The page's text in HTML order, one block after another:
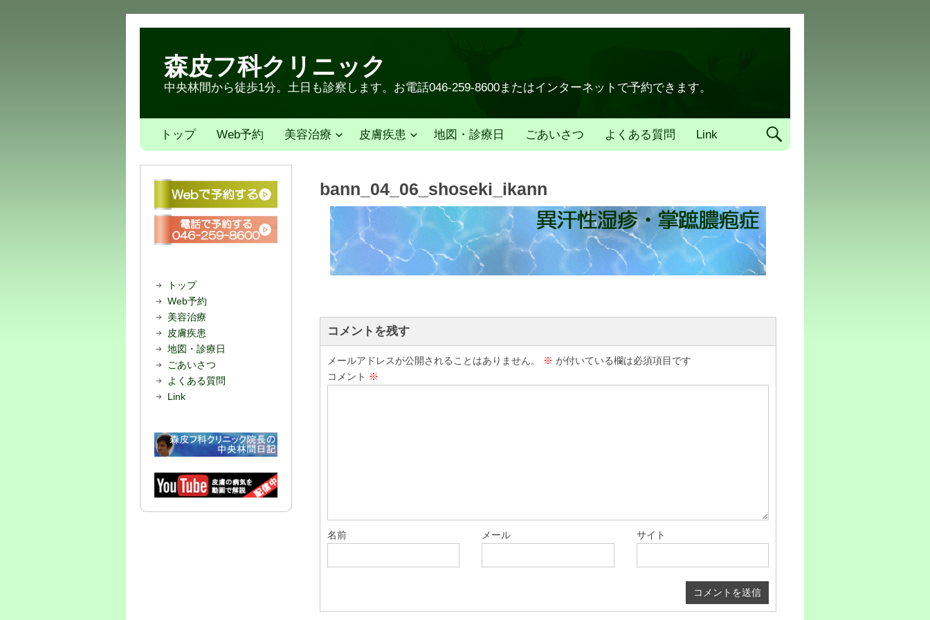
森皮フ科クリニック
中央林間から徒歩1分。土日も診察します。お電話046-259-8600またはインターネットで予約できます。
トップ Web予約 美容治療 皮膚疾患 地図・診療日 ごあいさつ よくある質問 Link
bann_04_06_shoseki_ikann
コメントを残す
メールアドレスが公開されることはありません。 ※ が付いている欄は必須項目です
コメント ※
名前 メール サイト
トップ
Web予約
美容治療
皮膚疾患
地図・診療日
ごあいさつ
よくある質問
Link